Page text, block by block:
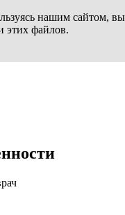
нашим сайтом, вы
этих файлов.